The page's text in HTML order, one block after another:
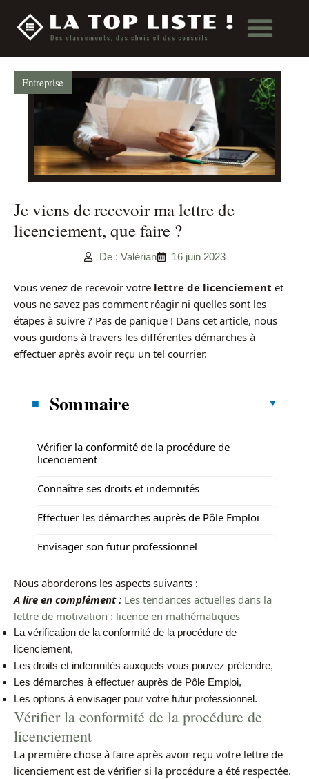
Entreprise
Je viens de recevoir ma lettre de
licenciement, que faire ?
De : Valérian 16 juin 2023
Vous venez de recevoir votre lettre de licenciement et
vous ne savez pas comment réagir ni quelles sont les
étapes à suivre ? Pas de panique ! Dans cet article, nous
vous guidons à travers les différentes démarches à
effectuer après avoir reçu un tel courrier.
Sommaire
Vérifier la conformité de la procédure de
licenciement
Connaître ses droits et indemnités
Effectuer les démarches auprès de Pôle Emploi
Envisager son futur professionnel
Nous aborderons les aspects suivants :
A lire en complément : Les tendances actuelles dans la
lettre de motivation : licence en mathématiques
La vérification de la conformité de la procédure de
licenciement,
Les droits et indemnités auxquels vous pouvez prétendre,
Les démarches à effectuer auprès de Pôle Emploi,
Les options à envisager pour votre futur professionnel.
Vérifier la conformité de la procédure de
licenciement
La première chose à faire après avoir reçu votre lettre de
licenciement est de vérifier si la procédure a été respectée.